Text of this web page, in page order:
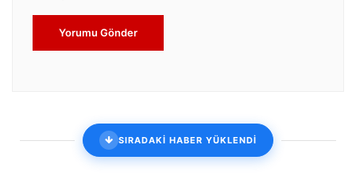
Yorumu Gönder
SIRADAKİ HABER YÜKLENDİ